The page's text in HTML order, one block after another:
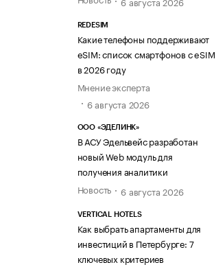
REDESIM
Какие телефоны поддерживают
eSIM: список смартфонов с eSIM
в 2026 году
Мнение эксперта
6 августа 2026
ООО «ЭДЕЛИНК»
В АСУ Эдельвейс разработан
новый Web модуль для
получения аналитики
Новость
6 августа 2026
VERTICAL HOTELS
Как выбрать апартаменты для
инвестиций в Петербурге: 7
ключевых критериев